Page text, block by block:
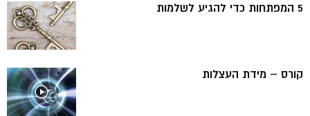
5 המפתחות כדי להגיע לשלמות
קורס – מידת העצלות